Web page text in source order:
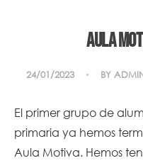
AULA
24/01/2023 BY
El primer grupo de
primaria ya hemos
Aula Motiva. Hemos